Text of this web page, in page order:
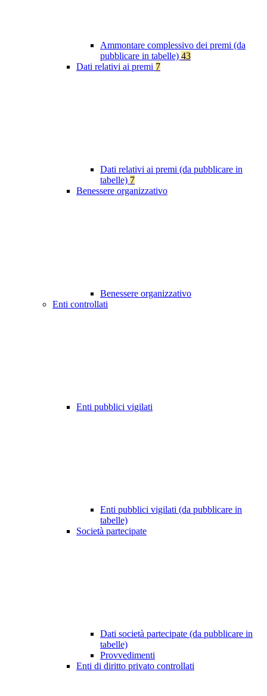
Ammontare complessivo dei premi (da
pubblicare in tabelle) 43
Dati relativi ai premi 7
Dati relativi ai premi (da pubblicare in
tabelle) 7
Benessere organizzativo
Benessere organizzativo
Enti controllati
Enti pubblici vigilati
Enti pubblici vigilati (da pubblicare in
tabelle)
Società partecipate
Dati società partecipate (da pubblicare in
tabelle)
Provvedimenti
Enti di diritto privato controllati